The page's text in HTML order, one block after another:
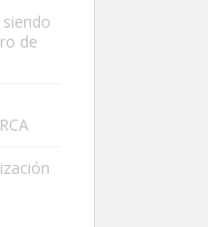
de